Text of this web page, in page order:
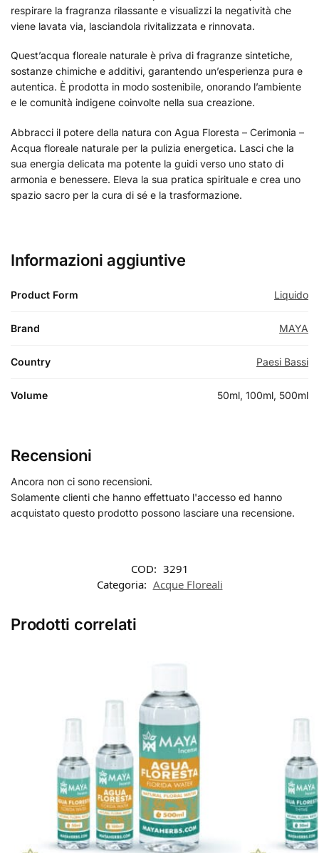
respirare la fragranza rilassante e visualizzi la negatività che
viene lavata via, lasciandola rivitalizzata e rinnovata.
Quest’acqua floreale naturale è priva di fragranze sintetiche,
sostanze chimiche e additivi, garantendo un’esperienza pura e
autentica. È prodotta in modo sostenibile, onorando l’ambiente
e le comunità indigene coinvolte nella sua creazione.
Abbracci il potere della natura con Agua Floresta – Cerimonia –
Acqua floreale naturale per la pulizia energetica. Lasci che la
sua energia delicata ma potente la guidi verso uno stato di
armonia e benessere. Eleva la sua pratica spirituale e crea uno
spazio sacro per la cura di sé e la trasformazione.
Informazioni aggiuntive
Product Form Liquido
Brand MAYA
Country Paesi Bassi
Volume 50ml, 100ml, 500ml
Recensioni
Ancora non ci sono recensioni.
Solamente clienti che hanno effettuato l'accesso ed hanno
acquistato questo prodotto possono lasciare una recensione.
COD: 3291
Categoria: Acque Floreali
Prodotti correlati